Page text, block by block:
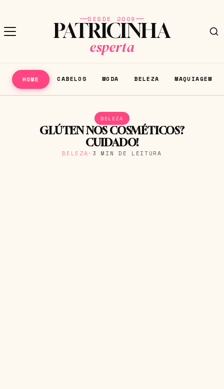
DESDE 2009
PATRICINHA
esperta
HOME CABELOS MODA BELEZA MAQUIAGEM
BELEZA
GLÚTEN NOS COSMÉTICOS?
CUIDADO!
BELEZA · 3 MIN DE LEITURA